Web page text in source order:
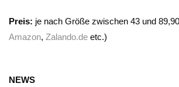
Preis: je nach Größe zwischen 43 und
Amazon, Zalando.de etc.)
NEWS